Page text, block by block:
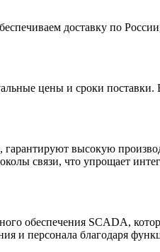
доставку по
цены и сроки
высокую
связи, что упрощает
обеспечения SCADA,
и персонала благодаря